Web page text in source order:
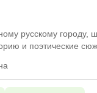
русскому городу,
и поэтические